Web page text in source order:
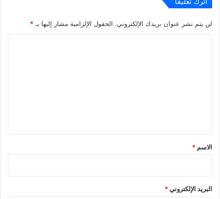
لن يتم نشر عنوان بريدك الإلكتروني. الحقول الإلزامية مشار إليها بـ *
*
الاسم *
البريد الإلكتروني*